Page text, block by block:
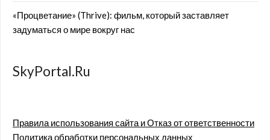
«Процветание» (Thrive): фильм, который заставляет
задуматься о мире вокруг нас
SkyPortal.Ru
Правила использования сайта и Отказ от ответственности
Политика обработки персональных данных